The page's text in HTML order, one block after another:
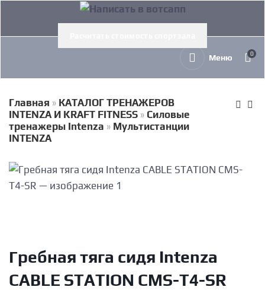
Меню 0
Главная » КАТАЛОГ ТРЕНАЖЕРОВ
INTENZA И KRAFT FITNESS » Силовые
тренажеры Intenza » Мультистанции
INTENZA
Гребная тяга сидя Intenza
CABLE STATION CMS-T4-SR